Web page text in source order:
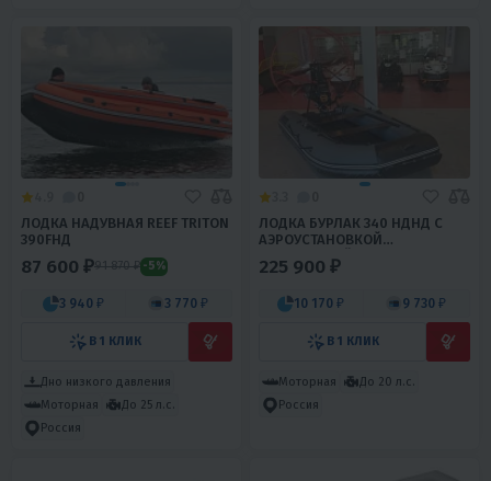
ЛОДКА НАДУВНАЯ REEF TRITON
390FНД
87 600 ₽91 870 ₽ -5%
3 940 ₽ 3 770 ₽
В 1 КЛИК
Дно низкого давления
Моторная
До 25 л.с.
Россия
ЛОДКА БУРЛАК 340 НДНД С
АЭРОУСТАНОВКОЙ
ПОВОРОТНОЙ 20 Л.С.
225 900 ₽
10 170 ₽ 9 730 ₽
В 1 КЛИК
Моторная
До 20 л.с.
Россия